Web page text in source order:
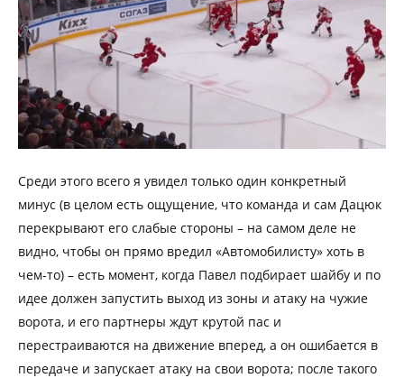
Среди этого всего я увидел только один конкретный
минус (в целом есть ощущение, что команда и сам Дацюк
перекрывают его слабые стороны – на самом деле не
видно, чтобы он прямо вредил «Автомобилисту» хоть в
чем-то) – есть момент, когда Павел подбирает шайбу и по
идее должен запустить выход из зоны и атаку на чужие
ворота, и его партнеры ждут крутой пас и
перестраиваются на движение вперед, а он ошибается в
передаче и запускает атаку на свои ворота; после такого